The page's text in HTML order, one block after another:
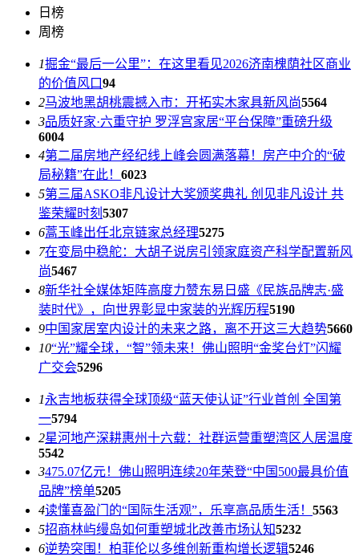
日榜
周榜
1掘金“最后一公里”：在这里看见2026济南槐荫社区商业
的价值风口94
2马波地黑胡桃震撼入市：开拓实木家具新风尚5564
3品质好家·六重守护 罗浮宫家居“平台保障”重磅升级
6004
4第二届房地产经纪线上峰会圆满落幕！房产中介的“破
局秘籍”在此！ 6023
5第三届ASKO非凡设计大奖颁奖典礼 创见非凡设计 共
鉴荣耀时刻 5307
6蒿玉峰出任北京链家总经理5275
7在变局中稳舵：大胡子说房引领家庭资产科学配置新风
尚5467
8新华社全媒体矩阵高度力赞东易日盛《民族品牌志·盛
装时代》，向世界彰显中家装的光辉历程5190
9中国家居室内设计的未来之路，离不开这三大趋势5660
10“光”耀全球，“智”领未来！佛山照明“金奖台灯”闪耀
广交会5296
1永吉地板获得全球顶级“蓝天使认证”行业首创 全国第
一5794
2星河地产深耕惠州十六载：社群运营重塑湾区人居温度
5542
3475.07亿元！佛山照明连续20年荣登“中国500最具价值
品牌”榜单5205
4读懂喜盈门的“国际生活观”，乐享高品质生活！ 5563
5招商林屿缦岛如何重塑城北改善市场认知5232
6逆势突围！柏菲伦以多维创新重构增长逻辑5246